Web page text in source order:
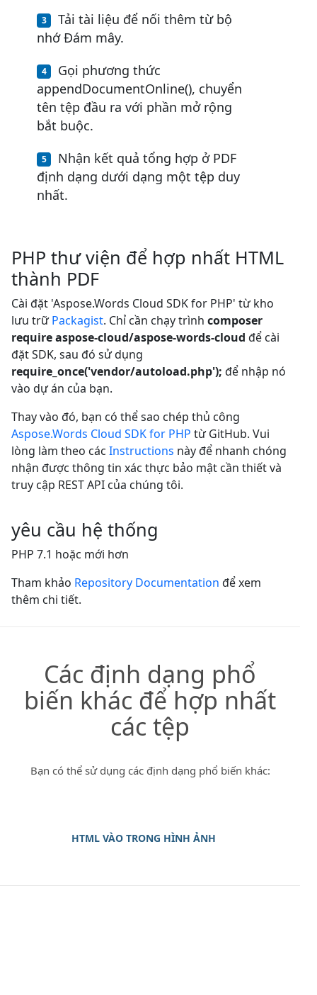
Tải tài liệu để nối thêm từ bộ
nhớ Đám mây.
Gọi phương thức
appendDocumentOnline(), chuyển
tên tệp đầu ra với phần mở rộng
bắt buộc.
Nhận kết quả tổng hợp ở PDF
định dạng dưới dạng một tệp duy
nhất.
PHP thư viện để hợp nhất HTML
thành PDF
Cài đặt 'Aspose.Words Cloud SDK for PHP' từ kho
lưu trữPackagist. Chỉ cần chạy trình composer
require aspose-cloud/aspose-words-cloud để cài
đặt SDK, sau đó sử dụng
require_once('vendor/autoload.php'); để nhập nó
vào dự án của bạn.
Thay vào đó, bạn có thể sao chép thủ công
Aspose.Words Cloud SDK for PHP từ GitHub. Vui
lòng làm theo các Instructions này để nhanh chóng
nhận được thông tin xác thực bảo mật cần thiết và
truy cập REST API của chúng tôi.
yêu cầu hệ thống
PHP 7.1 hoặc mới hơn
Tham khảo Repository Documentation để xem
thêm chi tiết.
Các định dạng phổ
biến khác để hợp nhất
các tệp
Bạn có thể sử dụng các định dạng phổ biến khác:
HTML VÀO TRONG HÌNH ẢNH